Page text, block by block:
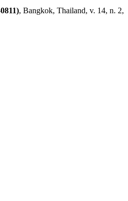
, Bangkok, Thailand, v. 14, n. 2,